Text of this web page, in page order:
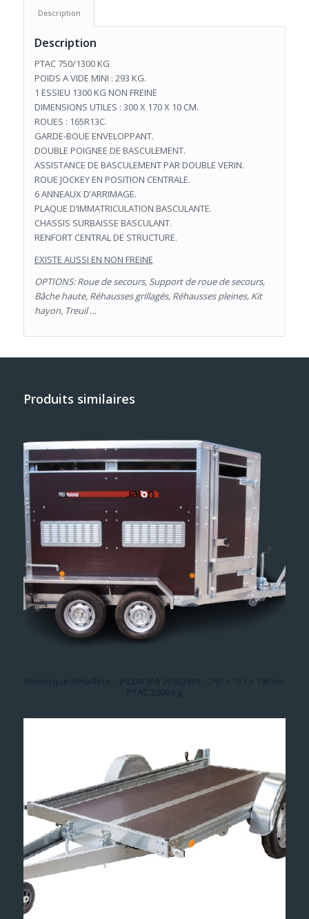
Description
Description
PTAC 750/1300 KG
POIDS A VIDE MINI : 293 KG.
1 ESSIEU 1300 KG NON FREINE
DIMENSIONS UTILES : 300 X 170 X 10 CM.
ROUES : 165R13C.
GARDE-BOUE ENVELOPPANT.
DOUBLE POIGNEE DE BASCULEMENT.
ASSISTANCE DE BASCULEMENT PAR DOUBLE VERIN.
ROUE JOCKEY EN POSITION CENTRALE.
6 ANNEAUX D’ARRIMAGE.
PLAQUE D’IMMATRICULATION BASCULANTE.
CHASSIS SURBAISSE BASCULANT.
RENFORT CENTRAL DE STRUCTURE.
EXISTE AUSSI EN NON FREINE
OPTIONS: Roue de secours, Support de roue de secours,
Bâche haute, Réhausses grillagés, Réhausses pleines, Kit
hayon, Treuil …
Produits similaires
Remorque Bétaillère – JALON JPA 20 BOVIN – 297 x 157 x 190 cm
PTAC 2000 kg